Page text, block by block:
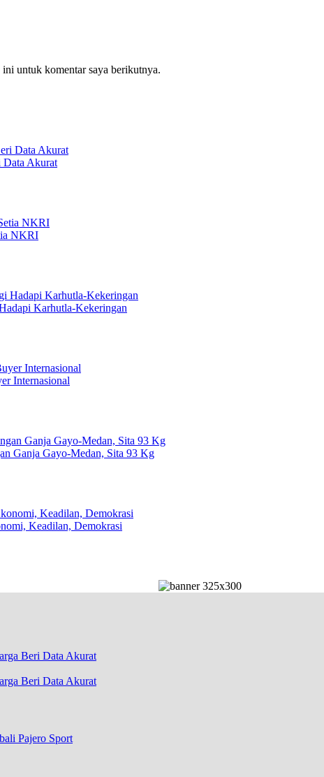
ini untuk komentar saya berikutnya.
Data Akurat
NKRI
Karhutla-Kekeringan
Internasional
Ganja Gayo-Medan, Sita 93 Kg
Keadilan, Demokrasi
Beri Data Akurat
Pajero Sport